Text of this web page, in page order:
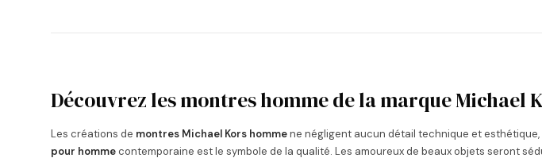
Découvrez les montres homme de la marque Michael
Les créations de montres Michael Kors hommene négligent aucun détail technique et
pour hommecontemporaine est le symbole de la qualité. Les amoureux de beaux objets seront